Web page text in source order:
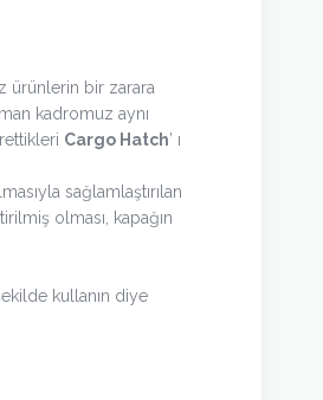
ürünlerin bir zarara
kadromuz aynı
Cargo Hatch’ ı
sağlamlaştırılan
olması, kapağın
kullanın diye